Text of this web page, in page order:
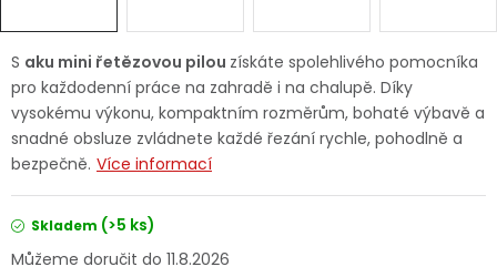
Jaký je aktuální stav mé objednávky?
Servis nářadí Hodnocení obchodu
S aku mini řetězovou pilou získáte spolehlivého pomocníka
pro každodenní práce na zahradě i na chalupě. Díky
vysokému výkonu, kompaktním rozměrům, bohaté výbavě a
snadné obsluze zvládnete každé řezání rychle, pohodlně a
bezpečně. Více informací
Skladem (>5 ks)
11.8.2026